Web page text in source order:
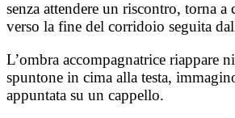
senza attendere un riscontro, torna a
verso la fine del corridoio seguita
L’ombra accompagnatrice riappare
spuntone in cima alla testa,
appuntata su un cappello.